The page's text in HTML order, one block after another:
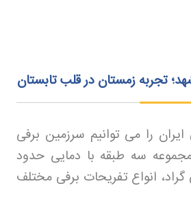
تجربه زمستان در قلب تابستان
را می توانیم سرزمین برفی
سه طبقه با دمایی حدود
گراد، انواع تفریحات برفی مختلف